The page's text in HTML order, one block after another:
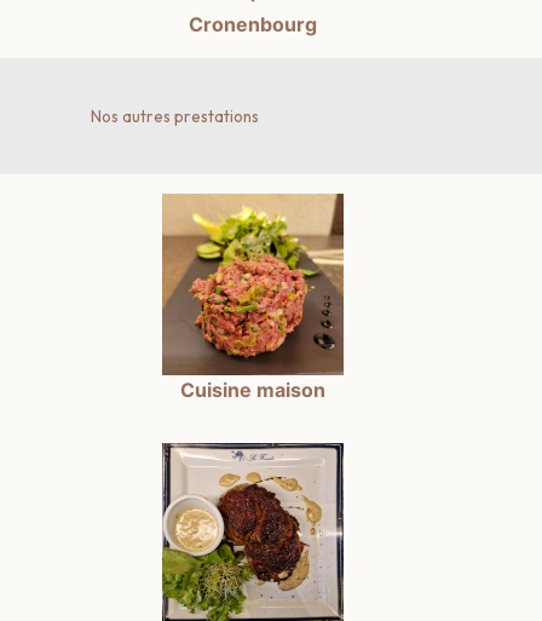
Cronenbourg
Nos autres prestations
Cuisine maison